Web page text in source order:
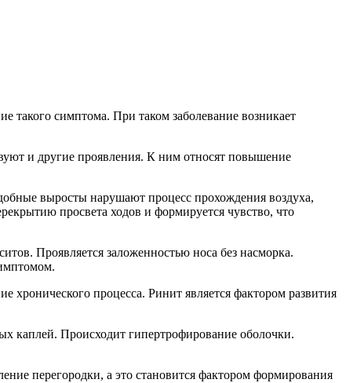
такого симптома. При таком заболевание возникает
и другие проявления. К ним относят повышение
выросты нарушают процесс прохождения воздуха,
просвета ходов и формируется чувство, что
Проявляется заложенностью носа без насморка.
хронического процесса. Ринит является фактором развития
каплей. Происходит гипертрофирование оболочки.
перегородки, а это становится фактором формирования